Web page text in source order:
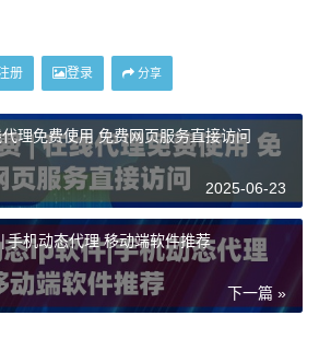
第一步：打开设置找到【高级】-
第二步：在连接标签页勾选【使用代
输入神龙海外代理IP提供的IP地址
2.152.205.27:3
的地方：别忘记冒号要用英文格
个标点符号上，系统死活认不出端
册 登录 分享
理免费使用 免费网页服务直接访问
2025-06-23
机动态代理 移动端软件推荐
下一篇 »